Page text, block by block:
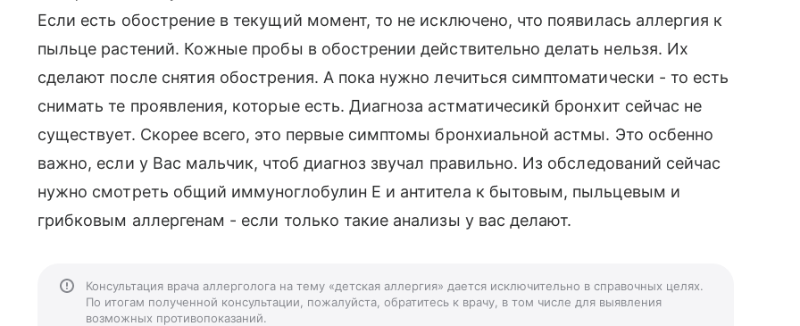
Если есть обострение в текущий момент, то не исключено, что появилась аллергия к
пыльце растений. Кожные пробы в обострении действительно делать нельзя. Их
сделают после снятия обострения. А пока нужно лечиться симптоматически - то есть
снимать те проявления, которые есть. Диагноза астматичесикй бронхит сейчас не
существует. Скорее всего, это первые симптомы бронхиальной астмы. Это осбенно
важно, если у Вас мальчик, чтоб диагноз звучал правильно. Из обследований сейчас
нужно смотреть общий иммуноглобулин Е и антитела к бытовым, пыльцевым и
грибковым аллергенам - если только такие анализы у вас делают.
Консультация врача аллерголога на тему «детская аллергия» дается исключительно в справочных целях.
По итогам полученной консультации, пожалуйста, обратитесь к врачу, в том числе для выявления
возможных противопоказаний.